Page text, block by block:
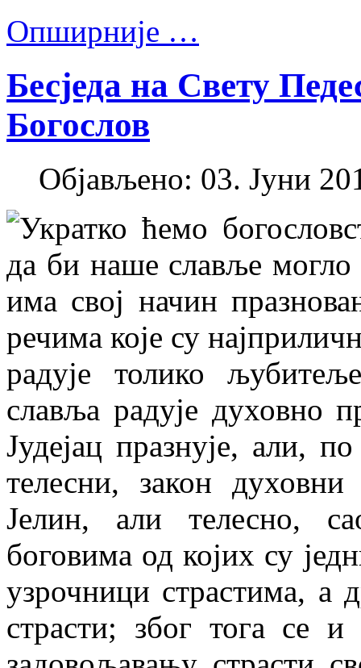
Опширније …
Бесједа на Свету
Богослов
Објављено: 03. Јуни
Укратко ћемо
да би наше славље
има свој начин
речима које су
радује толико
славља радује духовно
Јудејац празнује, али,
телесни, закон
Јелин, али телесно,
боговима од којих су
узрочници страстима, а
страсти; због тога се